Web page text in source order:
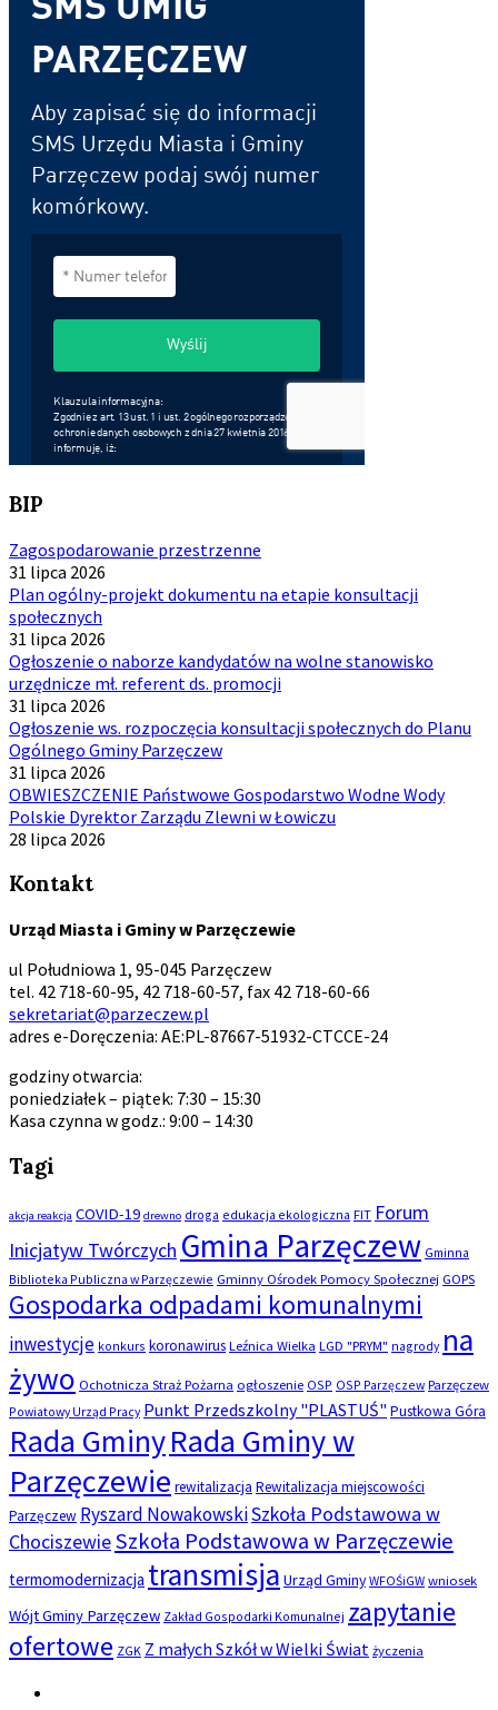
BIP
Zagospodarowanie przestrzenne
31 lipca 2026
Plan ogólny-projekt dokumentu na etapie konsultacji
społecznych
31 lipca 2026
Ogłoszenie o naborze kandydatów na wolne stanowisko
urzędnicze mł. referent ds. promocji
31 lipca 2026
Ogłoszenie ws. rozpoczęcia konsultacji społecznych do Planu
Ogólnego Gminy Parzęczew
31 lipca 2026
OBWIESZCZENIE Państwowe Gospodarstwo Wodne Wody
Polskie Dyrektor Zarządu Zlewni w Łowiczu
28 lipca 2026
Kontakt
Urząd Miasta i Gminy w Parzęczewie
ul Południowa 1, 95-045 Parzęczew
tel. 42 718-60-95, 42 718-60-57, fax 42 718-60-66
sekretariat@parzeczew.pl
adres e-Doręczenia: AE:PL-87667-51932-CTCCE-24
godziny otwarcia:
poniedziałek – piątek: 7:30 – 15:30
Kasa czynna w godz.: 9:00 – 14:30
Tagi
akcja reakcja COVID-19 drewno droga edukacja ekologiczna FIT Forum
Inicjatyw Twórczych Gmina Parzęczew Gminna
Biblioteka Publiczna w Parzęczewie Gminny Ośrodek Pomocy Społecznej GOPS
Gospodarka odpadami komunalnymi
inwestycje konkurs koronawirus Leźnica Wielka LGD "PRYM" nagrody na
żywo Ochotnicza Straż Pożarna ogłoszenie OSP OSP Parzęczew Parzęczew
Powiatowy Urząd Pracy Punkt Przedszkolny "PLASTUŚ" Pustkowa Góra
Rada GminyRada Gminy w
Parzęczewie rewitalizacja Rewitalizacja miejscowości
Parzęczew Ryszard NowakowskiSzkoła Podstawowa w
ChociszewieSzkoła Podstawowa w Parzęczewie
termomodernizacja transmisja Urząd Gminy WFOŚiGW wniosek
Wójt Gminy Parzęczew Zakład Gospodarki Komunalnej zapytanie
ofertowe ZGK Z małych Szkół w Wielki Świat życzenia